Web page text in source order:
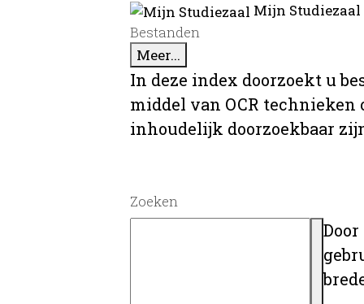
Mijn
Bestanden
Meer...
In deze index doorzoekt u
middel van OCR
inhoudelijk doorzoekbaar
Zoeken